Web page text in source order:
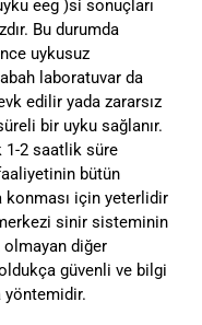
eeg )si sonuçları
Bu durumda
uykusuz
laboratuvar da
edilir yada zararsız
bir uyku sağlanır.
1-2 saatlik süre
bütün
konması için yeterlidir
sinir sisteminin
diğer
güvenli ve bilgi
yöntemidir.